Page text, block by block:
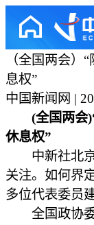
（全国两会）
息权”
中国新闻网 |
(全国两会
休息权”
中新社北京3
关注。如何界
多位代表委员
全国政协委